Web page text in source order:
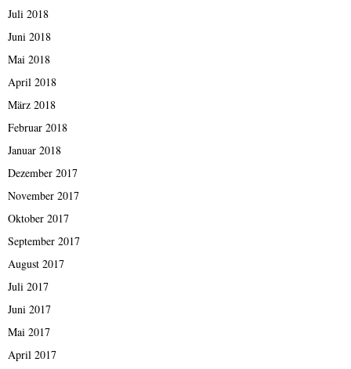
Juli 2018
Juni 2018
Mai 2018
April 2018
März 2018
Februar 2018
Januar 2018
Dezember 2017
November 2017
Oktober 2017
September 2017
August 2017
Juli 2017
Juni 2017
Mai 2017
April 2017